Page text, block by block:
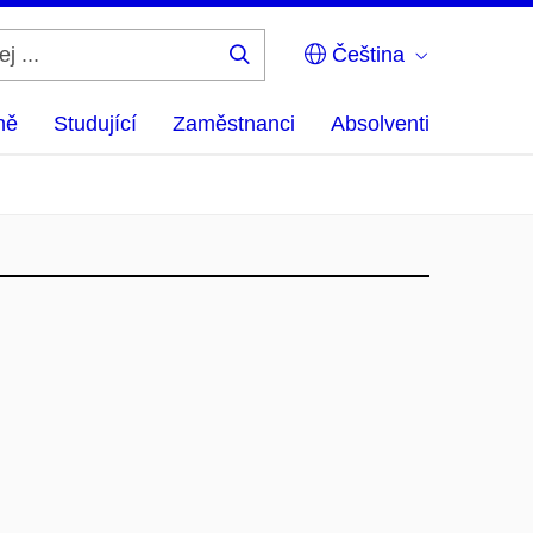
Čeština
Studující Zaměstnanci Absolventi